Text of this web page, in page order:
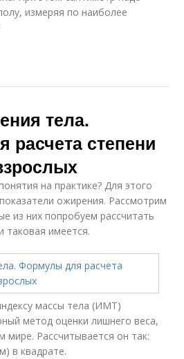
измеряя по наиболее
тела.
степени
на практике? Для этого
ожирения. Рассмотрим
из них попробуем рассчитать
таковая имеется.
массы тела (ИМТ)
метод оценки лишнего веса,
мире. Рассчитывается он так:
в квадрате.